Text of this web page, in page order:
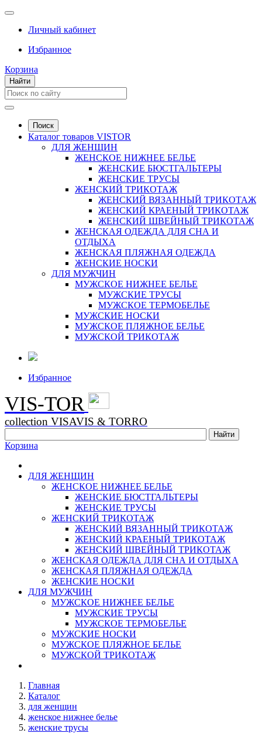
Личный кабинет
Избранное
Корзина
Найти
Поиск
Каталог товаров VISTOR
ДЛЯ ЖЕНЩИН
ЖЕНСКОЕ НИЖНЕЕ БЕЛЬЕ
ЖЕНСКИЕ БЮСТГАЛЬТЕРЫ
ЖЕНСКИЕ ТРУСЫ
ЖЕНСКИЙ ТРИКОТАЖ
ЖЕНСКИЙ ВЯЗАННЫЙ ТРИКОТАЖ
ЖЕНСКИЙ КРАЕНЫЙ ТРИКОТАЖ
ЖЕНСКИЙ ШВЕЙНЫЙ ТРИКОТАЖ
ЖЕНСКАЯ ОДЕЖДА ДЛЯ СНА И
ОТДЫХА
ЖЕНСКАЯ ПЛЯЖНАЯ ОДЕЖДА
ЖЕНСКИЕ НОСКИ
ДЛЯ МУЖЧИН
МУЖСКОЕ НИЖНЕЕ БЕЛЬЕ
МУЖСКИЕ ТРУСЫ
МУЖСКОЕ ТЕРМОБЕЛЬЕ
МУЖСКИЕ НОСКИ
МУЖСКОЕ ПЛЯЖНОЕ БЕЛЬЕ
МУЖСКОЙ ТРИКОТАЖ
Избранное
VIS-TOR
collection VISAVIS & TORRO
Корзина
ДЛЯ ЖЕНЩИН
ЖЕНСКОЕ НИЖНЕЕ БЕЛЬЕ
ЖЕНСКИЕ БЮСТГАЛЬТЕРЫ
ЖЕНСКИЕ ТРУСЫ
ЖЕНСКИЙ ТРИКОТАЖ
ЖЕНСКИЙ ВЯЗАННЫЙ ТРИКОТАЖ
ЖЕНСКИЙ КРАЕНЫЙ ТРИКОТАЖ
ЖЕНСКИЙ ШВЕЙНЫЙ ТРИКОТАЖ
ЖЕНСКАЯ ОДЕЖДА ДЛЯ СНА И ОТДЫХА
ЖЕНСКАЯ ПЛЯЖНАЯ ОДЕЖДА
ЖЕНСКИЕ НОСКИ
ДЛЯ МУЖЧИН
МУЖСКОЕ НИЖНЕЕ БЕЛЬЕ
МУЖСКИЕ ТРУСЫ
МУЖСКОЕ ТЕРМОБЕЛЬЕ
МУЖСКИЕ НОСКИ
МУЖСКОЕ ПЛЯЖНОЕ БЕЛЬЕ
МУЖСКОЙ ТРИКОТАЖ
Главная
Каталог
для женщин
женское нижнее белье
женские трусы